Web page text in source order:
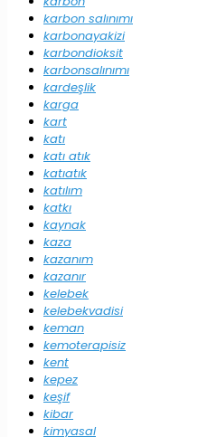
karbon salınımı
karbonayakizi
karbondioksit
karbonsalınımı
kardeşlik
karga
kart
katı
katı atık
katıatık
katılım
katkı
kaynak
kaza
kazanım
kazanır
kelebek
kelebekvadisi
keman
kemoterapisiz
kent
kepez
keşif
kibar
kimyasal